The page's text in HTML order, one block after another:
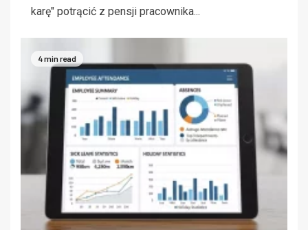
karę" potrącić z pensji pracownika...
4 min read